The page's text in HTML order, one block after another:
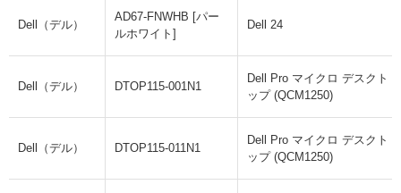
Dell（デル）
AD67-FNWHB [パー
ルホワイト]
Dell 24
Dell（デル） DTOP115-001N1
Dell Pro マイクロ デスクト
ップ (QCM1250)
Dell（デル） DTOP115-011N1
Dell Pro マイクロ デスクト
ップ (QCM1250)